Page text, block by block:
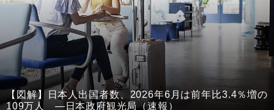
【図解】日本人出国者数、2026年6月は前年比3.4％増の
109万人 ―日本政府観光局（速報）